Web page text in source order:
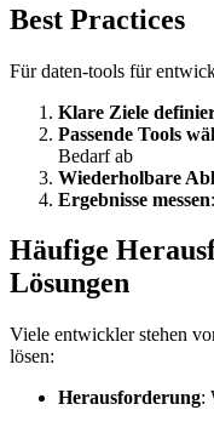
Best Practices
Für daten-tools für
Klare Ziele
Passende Tools
Bedarf ab
Wiederholbare
Ergebnisse messen
Häufige
Lösungen
Viele entwickler stehen
lösen:
Herausforderung: